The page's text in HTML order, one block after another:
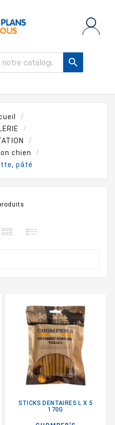

chien
pâté
STICKS DENTAIRES L X 5
170G